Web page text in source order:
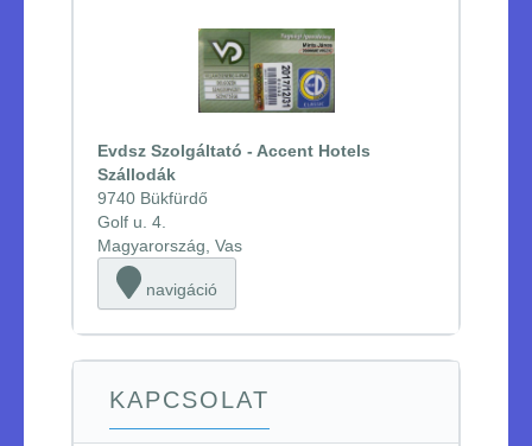
Evdsz Szolgáltató - Accent Hotels
Szállodák
9740 Bükfürdő
Golf u. 4.
Magyarország, Vas
navigáció
KAPCSOLAT